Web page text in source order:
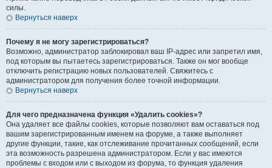
силы.
Вернуться наверх
Почему я не могу зарегистрироваться?
Возможно, администратор заблокировал ваш IP-адрес или запретил имя,
под которым вы пытаетесь зарегистрироваться. Также он мог вообще
отключить регистрацию новых пользователей. Свяжитесь с
администратором для получения более точной информации.
Вернуться наверх
Для чего предназначена функция «Удалить cookies»?
Она удаляет все файлы cookies, которые позволяют вам оставаться под
вашим зарегистрированным именем на форуме, а также выполняет
другие функции, такие, как отслеживание прочитанных сообщений, если
эта возможность разрешена администратором. Если у вас имеются
проблемы с входом или с выходом из форума, то функция удаления